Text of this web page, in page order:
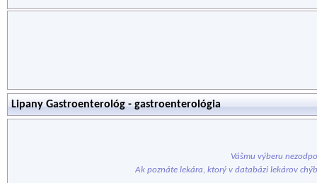
Lipany Gastroenterológ - gastroenterológia
Vášmu výberu
Ak poznáte lekára, ktorý v databázi lekárov